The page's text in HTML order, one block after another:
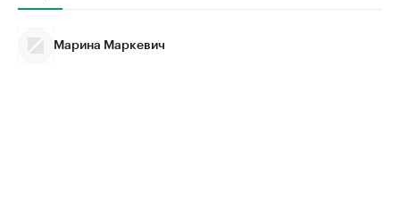
Марина Маркевич